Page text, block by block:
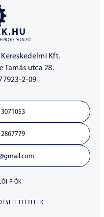
Kft.
Tamás utca 28.
2-09
FIÓK
FELTÉTELEK